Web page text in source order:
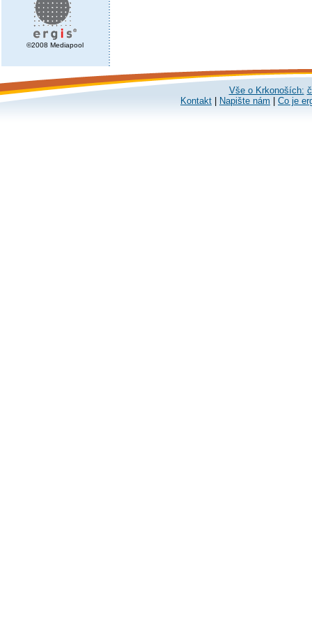
©2008 Mediapool
Vše o Krkonoších:
Kontakt
Napište nám Co je